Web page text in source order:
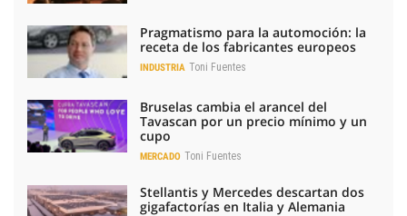
Pragmatismo para la automoción: la
receta de los fabricantes europeos
INDUSTRIA Toni Fuentes
Bruselas cambia el arancel del
Tavascan por un precio mínimo y un
cupo
MERCADO Toni Fuentes
Stellantis y Mercedes descartan dos
gigafactorías en Italia y Alemania